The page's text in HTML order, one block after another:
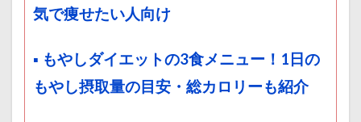
気で痩せたい人向け
▪ もやしダイエットの3食メニュー！1日の
もやし摂取量の目安・総カロリーも紹介